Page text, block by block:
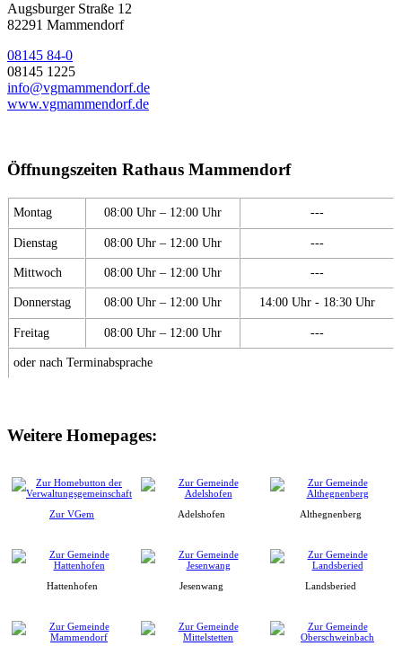
Augsburger Straße 12
82291 Mammendorf
08145 84-0
08145 1225
info@vgmammendorf.de
www.vgmammendorf.de
Öffnungszeiten Rathaus Mammendorf
Montag 08:00 Uhr – 12:00 Uhr ---
Dienstag 08:00 Uhr – 12:00 Uhr ---
Mittwoch 08:00 Uhr – 12:00 Uhr ---
Donnerstag 08:00 Uhr – 12:00 Uhr 14:00 Uhr - 18:30 Uhr
Freitag 08:00 Uhr – 12:00 Uhr ---
oder nach Terminabsprache
Weitere Homepages:
Zur VGem Adelshofen Althegnenberg
Hattenhofen Jesenwang Landsberied